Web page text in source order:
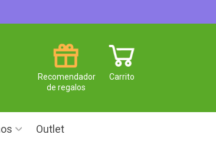
Carrito
Recomendador
de regalos
Outlet